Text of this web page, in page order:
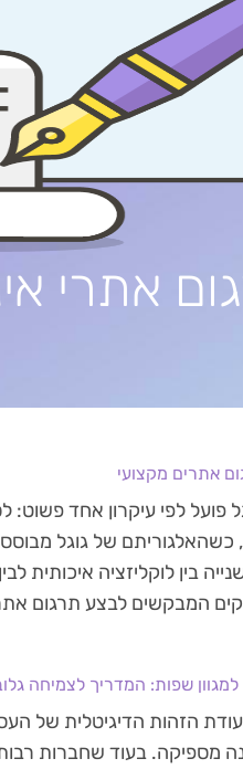
אתרי
אתרים מקצועי
פועל לפי עיקרון אחד
ביותר. בשנת 2026, כשהאלגוריתם של
בין לוקליזציה איכותית
המבקשים לבצע תרגום
שפות: המדריך לצמיחה
מספיקה. בעוד שחברות